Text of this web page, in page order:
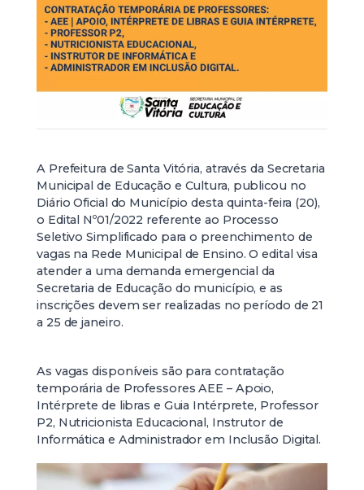
A Prefeitura de Santa Vitória, através da Secretaria
Municipal de Educação e Cultura, publicou no
Diário Oficial do Município desta quinta-feira (20),
o Edital Nº01/2022 referente ao Processo
Seletivo Simplificado para o preenchimento de
vagas na Rede Municipal de Ensino. O edital visa
atender a uma demanda emergencial da
Secretaria de Educação do município, e as
inscrições devem ser realizadas no período de 21
a 25 de janeiro.
As vagas disponíveis são para contratação
temporária de Professores AEE – Apoio,
Intérprete de libras e Guia Intérprete, Professor
P2, Nutricionista Educacional, Instrutor de
Informática e Administrador em Inclusão Digital.